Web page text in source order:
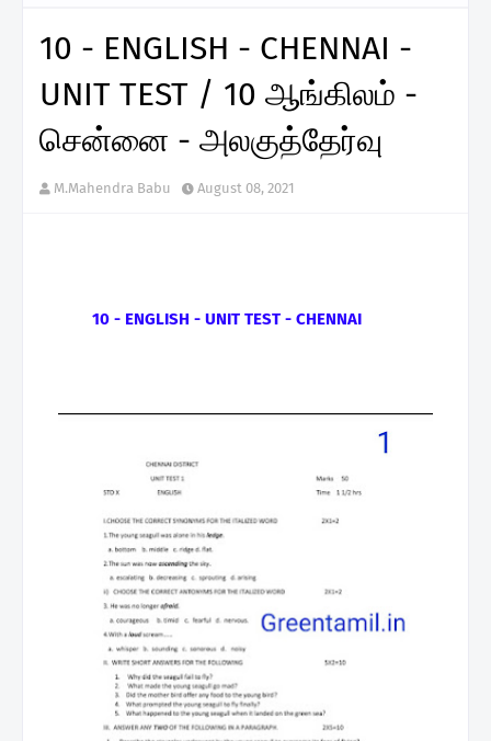
10 - ENGLISH - CHENNAI -
UNIT TEST / 10 ஆங்கிலம் -
சென்னை - அலகுத்தேர்வு
M.Mahendra Babu August 08, 2021
10 - ENGLISH - UNIT TEST - CHENNAI